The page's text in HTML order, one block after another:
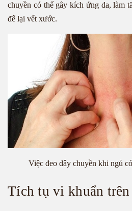
chuyền có thể gây kích ứng da, làm
để lại vết xước.
Việc đeo dây chuyền khi ngủ
Tích tụ vi khuẩn trên